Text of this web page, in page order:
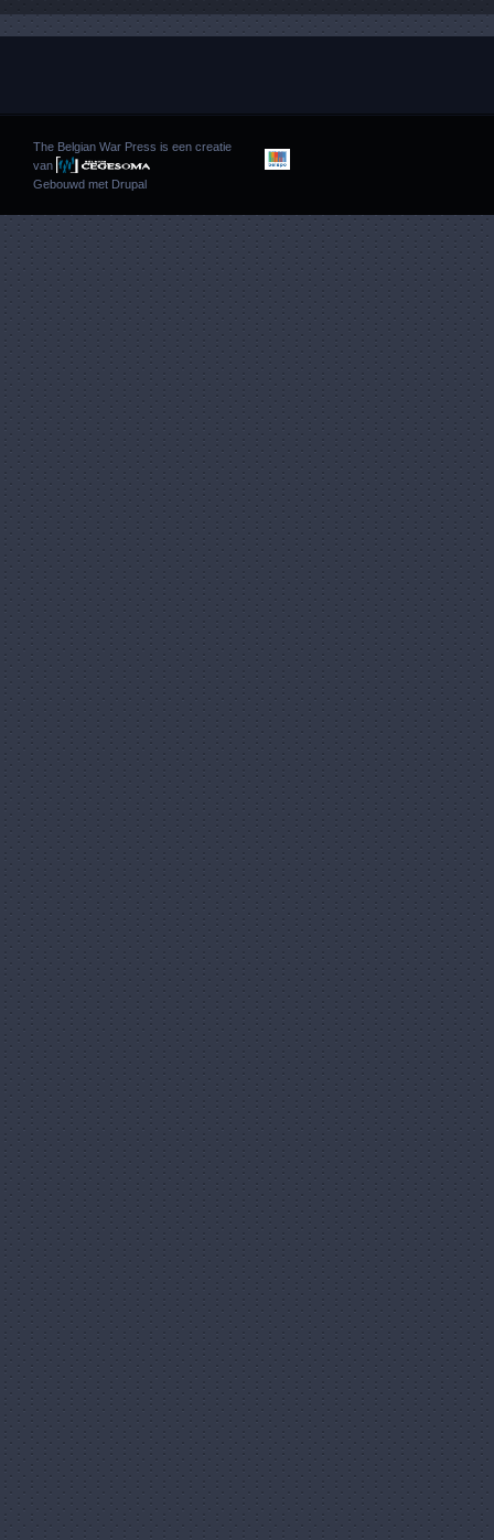
The Belgian War Press is een creatie
van
Gebouwd met Drupal